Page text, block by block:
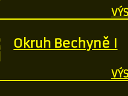
Okruh Bechyně I